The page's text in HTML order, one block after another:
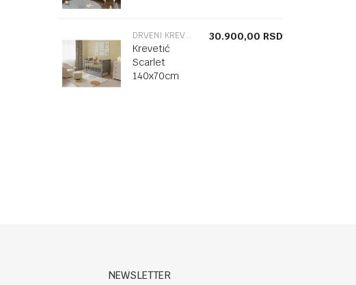
DRVENI KREVETAC
Krevetić
Scarlet
140x70cm
30.900,00 RSD
NEWSLETTER